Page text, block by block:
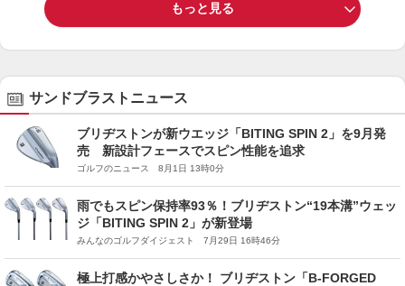
もっと見る
サンドブラストニュース
ブリヂストンが新ウエッジ「BITING SPIN 2」を9月発
売 新設計フェースでスピン性能を追求
ゴルフのニュース 8月1日 13時0分
雨でもスピン保持率93％！ブリヂストン“19本溝”ウェッ
ジ「BITING SPIN 2」が新登場
みんなのゴルフダイジェスト 7月29日 16時46分
極上打感かやさしさか！ ブリヂストン「B-FORGED